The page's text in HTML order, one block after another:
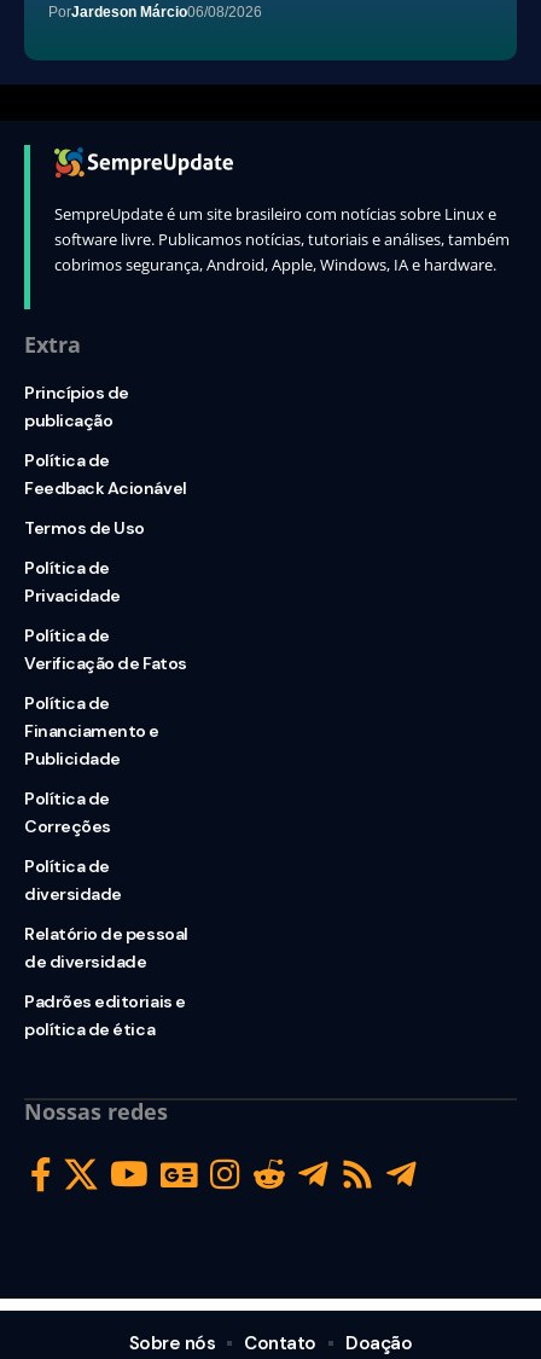
PorJardeson Márcio06/08/2026
SempreUpdate é um site brasileiro com notícias sobre Linux e
software livre. Publicamos notícias, tutoriais e análises, também
cobrimos segurança, Android, Apple, Windows, IA e hardware.
Extra
Princípios de
publicação
Política de
Feedback Acionável
Termos de Uso
Política de
Privacidade
Política de
Verificação de Fatos
Política de
Financiamento e
Publicidade
Política de
Correções
Política de
diversidade
Relatório de pessoal
de diversidade
Padrões editoriais e
política de ética
Nossas redes
Sobre nós Contato Doação